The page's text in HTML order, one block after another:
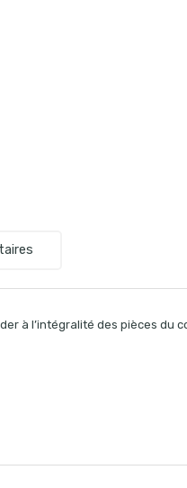
à l’intégralité des pièces du